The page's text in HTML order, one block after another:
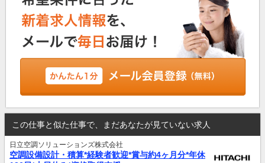
この仕事と似た仕事で、まだあなたが見ていない求人
日立空調ソリューションズ株式会社
空調設備設計・積算*経験者歓迎*賞与約4ヶ月分*年休